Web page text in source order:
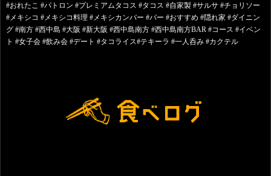
#おれたこ #パトロン #プレミアムタコス #タコス #自家製 #サルサ #チョリソー
#メキシコ #メキシコ料理 #メキシカンバー #バー #おすすめ #隠れ家 #ダイニン
グ #南方 #西中島 #大阪 #新大阪 #西中島南方 #西中島南方BAR #コース #イベン
ト #女子会 #飲み会 #デート #タコライス#テキーラ #一人呑み #カクテル